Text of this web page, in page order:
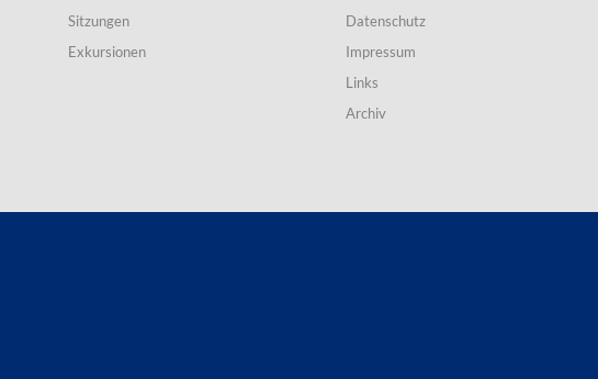
Sitzungen
Exkursionen
Datenschutz
Impressum
Links
Archiv